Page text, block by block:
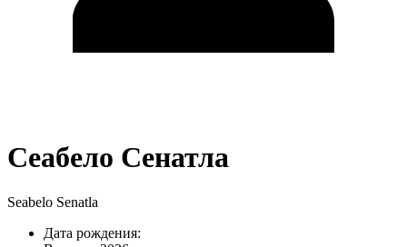
Сеабело Сенатла
Seabelo Senatla
Дата рождения: